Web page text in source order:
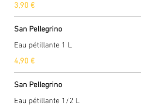
3,90 €
San Pellegrino
Eau pétillante 1 L
4,90 €
San Pellegrino
Eau pétillante 1/2 L